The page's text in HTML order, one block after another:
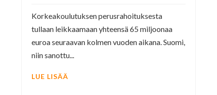
Korkeakoulutuksen perusrahoituksesta
tullaan leikkaamaan yhteensä 65 miljoonaa
euroa seuraavan kolmen vuoden aikana. Suomi,
niin sanottu...
LUE LISÄÄ